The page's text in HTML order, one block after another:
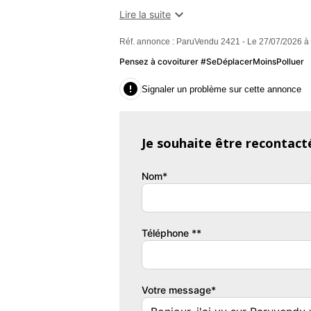
NEUFS KIT DISTRIBUTION + POMPE A
BIELL,ABS,Airbags
antibrouillard,Rétroviseurs électriques
Garantie : 3 MOIS
Lire la suite 
Réf. annonce : ParuVendu 2421 - Le 27/07/2026 à
Pensez à covoiturer #SeDéplacerMoinsPolluer
 Signaler un problème sur cette annonce
Je souhaite être
Nom*
Téléphone **
Votre message*